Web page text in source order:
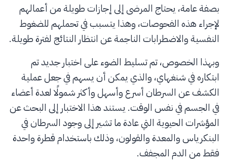
بصفة عامة، يحتاج المرضى إلى إجازات طويلة من أعمالهم
لإجراء هذه الفحوصات، وهذا يتسبب في تحملهم للضغوط
النفسية والاضطرابات الناجمة عن انتظار النتائج لفترة طويلة.
وبهذا الخصوص، تم تسليط الضوء على اختبار جديد تم
ابتكاره في شنغهاي، والذي يمكن أن يسهم في جعل عملية
الكشف عن السرطان أسرع وأسهل وأكثر شمولًا لعدة أعضاء
في الجسم في نفس الوقت. يستند هذا الاختبار إلى البحث عن
المؤشرات الحيوية التي عادة ما تشير إلى وجود السرطان في
البنكرياس والمعدة والقولون، وذلك باستخدام قطرة واحدة
فقط من الدم المجفف.